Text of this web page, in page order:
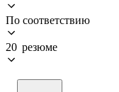
По соответствию
20 резюме